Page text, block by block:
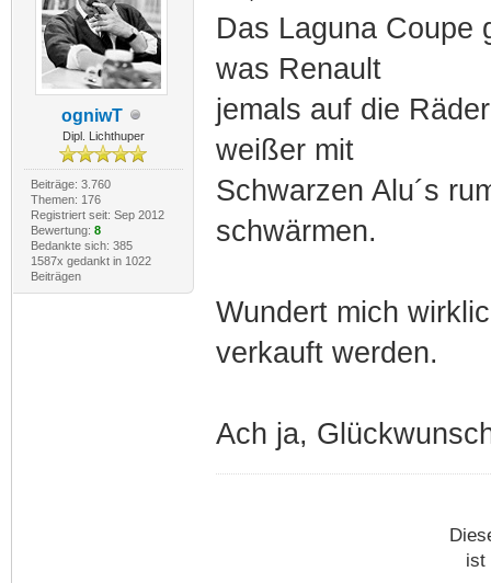
ogniwT
Dipl. Lichthuper
Beiträge: 3.760
Themen: 176
Registriert seit: Sep 2012
Bewertung: 8
Bedankte sich: 385
1587x gedankt in 1022
Beiträgen
Das Laguna Coupe
was Renault
jemals auf die
weißer mit
Schwarzen Alu´s
schwärmen.
Wundert mich
verkauft werden.
Ach ja,
ist